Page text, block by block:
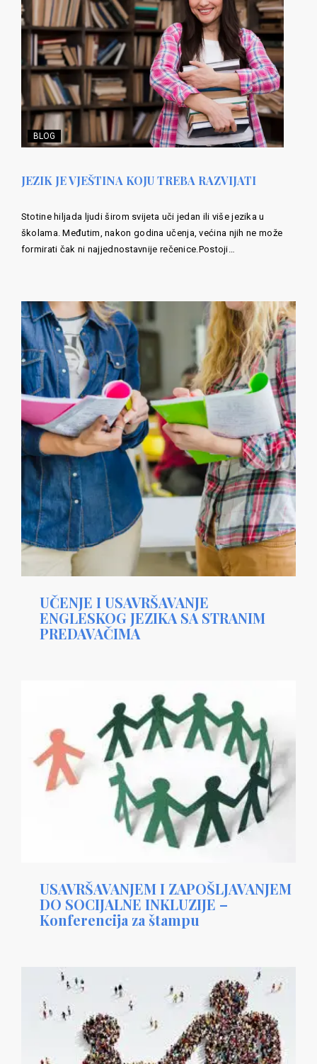
BLOG
JEZIK JE VJEŠTINA KOJU TREBA RAZVIJATI
Stotine hiljada ljudi širom svijeta uči jedan ili više jezika u
školama. Međutim, nakon godina učenja, većina njih ne može
formirati čak ni najjednostavnije rečenice.Postoji…
UČENJE I USAVRŠAVANJE
ENGLESKOG JEZIKA SA STRANIM
PREDAVAČIMA
USAVRŠAVANJEM I ZAPOŠLJAVANJEM
DO SOCIJALNE INKLUZIJE –
Konferencija za štampu